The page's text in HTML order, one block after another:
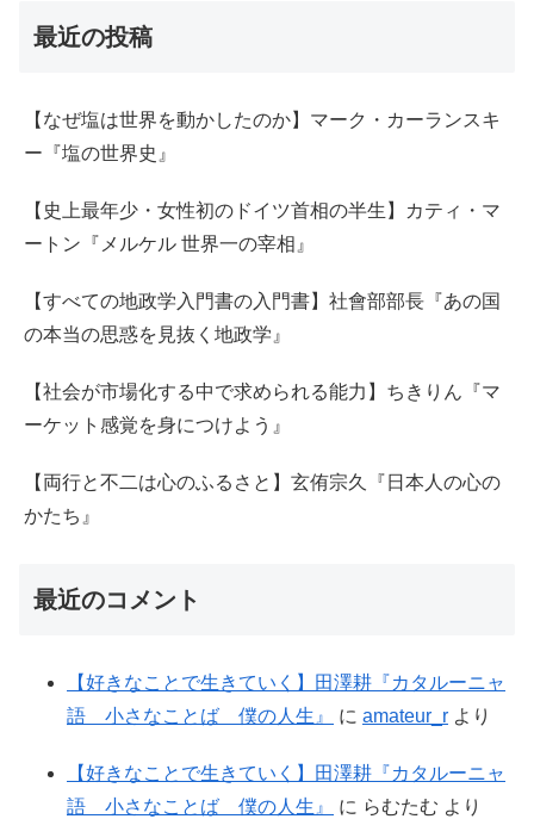
最近の投稿
【なぜ塩は世界を動かしたのか】マーク・カーランスキ
ー『塩の世界史』
【史上最年少・女性初のドイツ首相の半生】カティ・マ
ートン『メルケル 世界一の宰相』
【すべての地政学入門書の入門書】社會部部長『あの国
の本当の思惑を見抜く地政学』
【社会が市場化する中で求められる能力】ちきりん『マ
ーケット感覚を身につけよう』
【両行と不二は心のふるさと】玄侑宗久『日本人の心の
かたち』
最近のコメント
【好きなことで生きていく】田澤耕『カタルーニャ
語 小さなことば 僕の人生』
に amateur_r より
【好きなことで生きていく】田澤耕『カタルーニャ
語 小さなことば 僕の人生』
に らむたむ より